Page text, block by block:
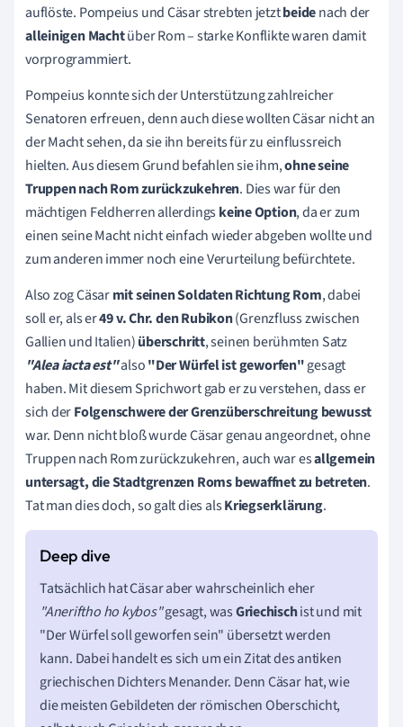
auflöste. Pompeius und Cäsar strebten jetztbeidenach der
alleinigen Machtüber Rom – starke Konflikte waren damit
vorprogrammiert.
Pompeius konnte sich der Unterstützung zahlreicher
Senatoren erfreuen, denn auch diese wollten Cäsar nicht an
der Macht sehen, da sie ihn bereits für zu einflussreich
hielten. Aus diesem Grund befahlen sie ihm,ohne seine
Truppen nach Rom zurückzukehren. Dies war für den
mächtigen Feldherren allerdingskeine Option, da er zum
einen seine Macht nicht einfach wieder abgeben wollte und
zum anderen immer noch eine Verurteilung befürchtete.
Also zog Cäsarmit seinen Soldaten Richtung Rom, dabei
soll er, als er49 v. Chr. den Rubikon(Grenzfluss zwischen
Gallien und Italien)überschritt, seinen berühmten Satz
"Alea iacta est"also"Der Würfel ist geworfen"gesagt
haben. Mit diesem Sprichwort gab er zu verstehen, dass er
sich derFolgenschwere der Grenzüberschreitung bewusst
war. Denn nicht bloß wurde Cäsar genau angeordnet, ohne
Truppen nach Rom zurückzukehren, auch war esallgemein
untersagt, die Stadtgrenzen Roms bewaffnet zu betreten.
Tat man dies doch, so galt dies alsKriegserklärung.
Tatsächlich hat Cäsar aber wahrscheinlich eher
"Aneriftho ho kybos"gesagt, wasGriechischist und mit
"Der Würfel soll geworfen sein" übersetzt werden
kann. Dabei handelt es sich um ein Zitat des antiken
griechischen Dichters Menander. Denn Cäsar hat, wie
die meisten Gebildeten der römischen Oberschicht,